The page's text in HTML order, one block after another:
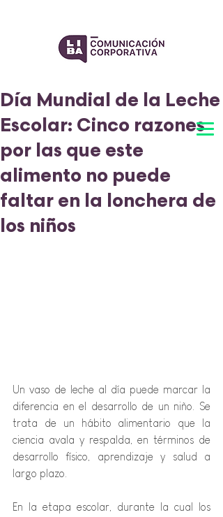
Día Mundial de la Leche
Escolar: Cinco razones
por las que este
alimento no puede
faltar en la lonchera de
los niños
Un vaso de leche al día puede marcar la
diferencia en el desarrollo de un niño. Se
trata de un hábito alimentario que la
ciencia avala y respalda, en términos de
desarrollo físico, aprendizaje y salud a
largo plazo.
En la etapa escolar, durante la cual los